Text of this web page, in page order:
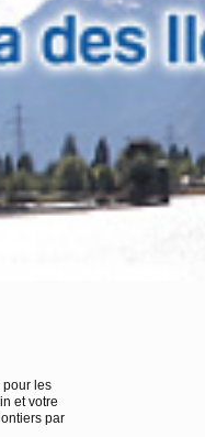
pour les
et votre
par